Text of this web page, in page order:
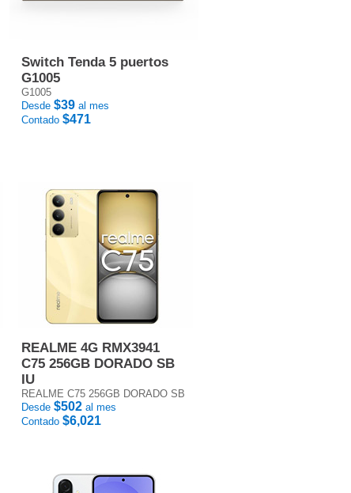
Switch Tenda 5 puertos
G1005
G1005
Desde $39 al mes
Contado $471
REALME 4G RMX3941
C75 256GB DORADO SB
IU
REALME C75 256GB DORADO SB
Desde $502 al mes
Contado $6,021